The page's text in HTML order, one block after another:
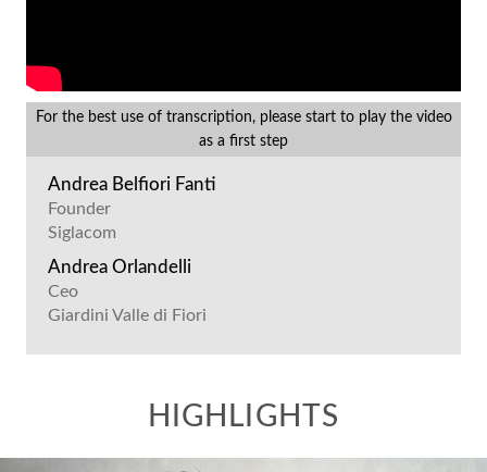
For the best use of transcription, please start to play the video
as a first step
Andrea Belfiori Fanti
Founder
Siglacom
Andrea Orlandelli
Ceo
Giardini Valle di Fiori